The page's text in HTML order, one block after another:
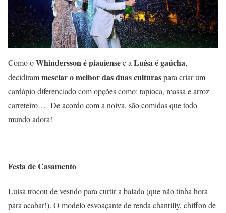
Como oWhindersson épiauiensee a Luísa é gaúcha,
decidirammesclar o melhor das duas culturaspara criar um
cardápio diferenciado com opções como: tapioca, massa e arroz
carreteiro… De acordo com a noiva, são comidas que todo
mundo adora!
Festa de Casamento
Luísa trocou de vestido para curtir a balada (que não tinha hora
para acabar!). O modelo esvoaçante de renda chantilly, chiffon de